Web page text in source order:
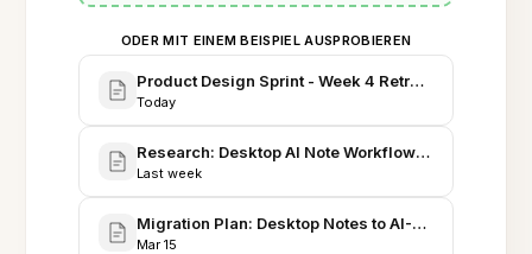
ODER MIT EINEM BEISPIEL AUSPROBIEREN
Product Design Sprint - Week 4 Retrospective &
Today
Research: Desktop AI Note Workflows - Literature
Last week
Migration Plan: Desktop Notes to AI-Enhanced
Mar 15